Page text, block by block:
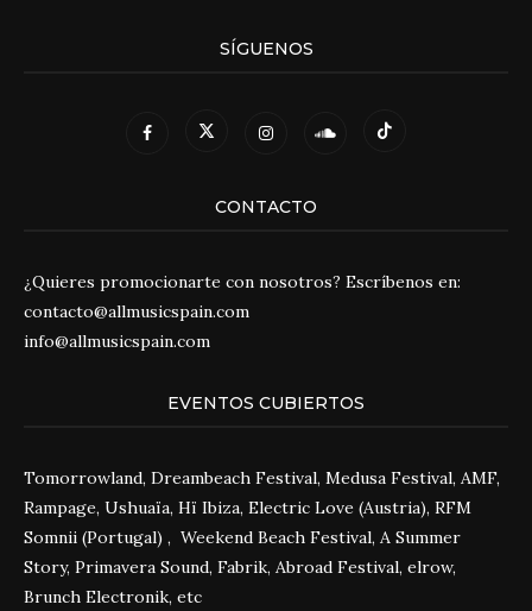
SÍGUENOS
CONTACTO
¿Quieres promocionarte con nosotros? Escríbenos en:
contacto@allmusicspain.com
info@allmusicspain.com
EVENTOS CUBIERTOS
Tomorrowland, Dreambeach Festival, Medusa Festival, AMF,
Rampage, Ushuaïa, Hï Ibiza, Electric Love (Austria), RFM
Somnii (Portugal) , Weekend Beach Festival, A Summer
Story, Primavera Sound, Fabrik, Abroad Festival, elrow,
Brunch Electronik, etc